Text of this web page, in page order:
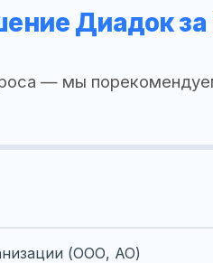
Диадок за
— мы
(ООО, АО)